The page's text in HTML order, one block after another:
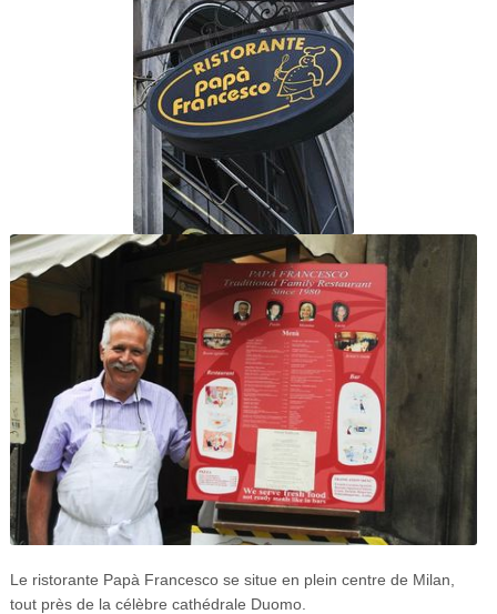
Le ristorante Papà Francesco se situe en plein centre de Milan,
tout près de la célèbre cathédrale Duomo.